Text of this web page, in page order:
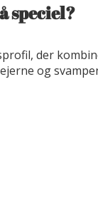
speciel?
der
og